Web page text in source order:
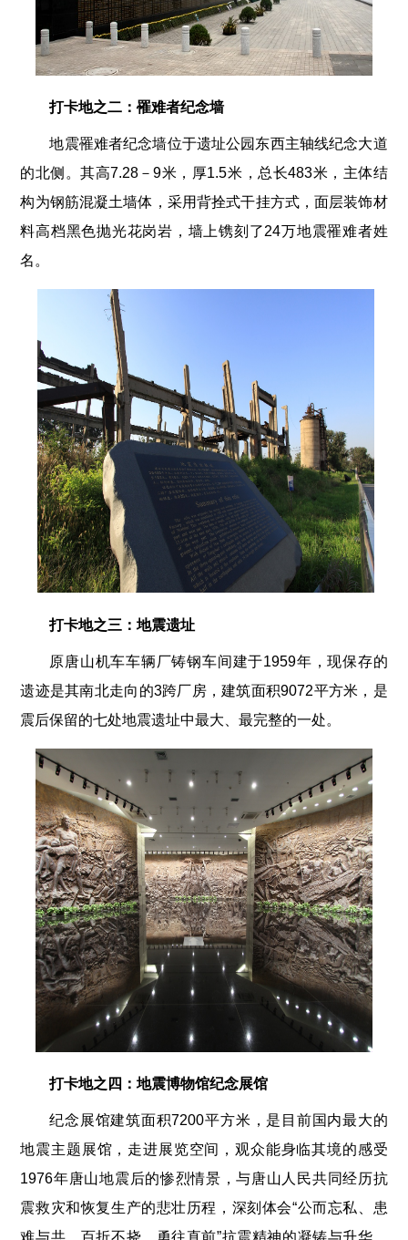
打卡地之二：罹难者纪念墙
地震罹难者纪念墙位于遗址公园东西主轴线纪念大道
的北侧。其高7.28－9米，厚1.5米，总长483米，主体结
构为钢筋混凝土墙体，采用背拴式干挂方式，面层装饰材
料高档黑色抛光花岗岩，墙上镌刻了24万地震罹难者姓
名。
打卡地之三：地震遗址
原唐山机车车辆厂铸钢车间建于1959年，现保存的
遗迹是其南北走向的3跨厂房，建筑面积9072平方米，是
震后保留的七处地震遗址中最大、最完整的一处。
打卡地之四：地震博物馆纪念展馆
纪念展馆建筑面积7200平方米，是目前国内最大的
地震主题展馆，走进展览空间，观众能身临其境的感受
1976年唐山地震后的惨烈情景，与唐山人民共同经历抗
震救灾和恢复生产的悲壮历程，深刻体会“公而忘私、患
难与共、百折不挠、勇往直前”抗震精神的凝铸与升华，